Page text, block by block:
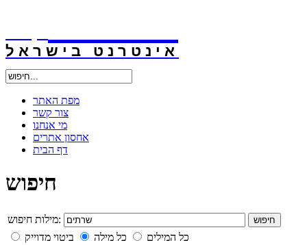
אינטרנט בישראל
מפת האתר
צור קשר
מי אנחנו
אחסון אתרים
דף הבית
חיפוש
מילות חיפוש: חיפוש
כל המילים כל מילה
ביטוי מדוייק